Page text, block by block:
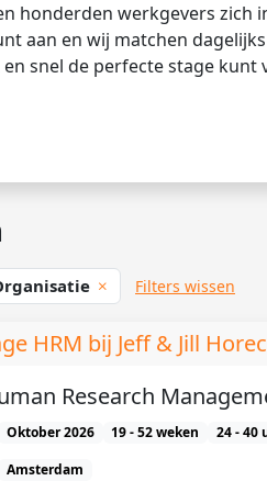
honderden werkgevers zich
aan en wij matchen
snel de perfecte stage kunt
Filters wissen
HRM bij Jeff & Jill
Research
Oktober 2026 19 - 52 weken
24 - 40
Amsterdam